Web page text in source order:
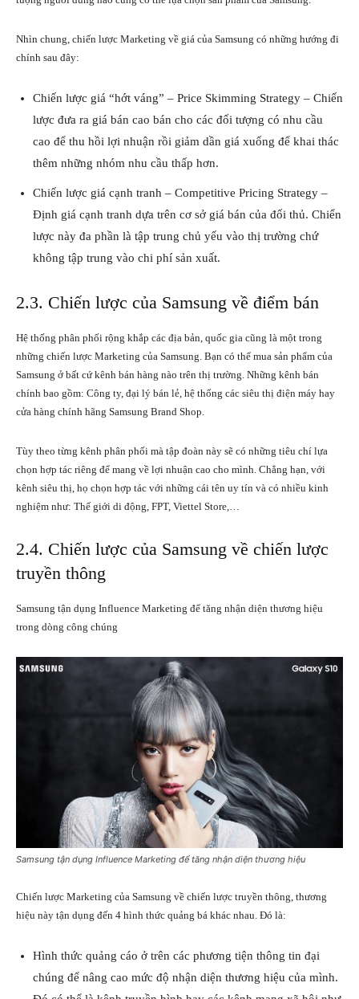
Nhìn chung, chiến lược Marketing về giá của Samsung có những hướng đi
chính sau đây:
Chiến lược giá “hớt váng” – Price Skimming Strategy – Chiến
lược đưa ra giá bán cao bán cho các đối tượng có nhu cầu
cao để thu hồi lợi nhuận rồi giảm dần giá xuống để khai thác
thêm những nhóm nhu cầu thấp hơn.
Chiến lược giá cạnh tranh – Competitive Pricing Strategy –
Định giá cạnh tranh dựa trên cơ sở giá bán của đối thủ. Chiến
lược này đa phần là tập trung chủ yếu vào thị trường chứ
không tập trung vào chi phí sản xuất.
2.3. Chiến lược của Samsung về điểm bán
Hệ thống phân phối rộng khắp các địa bản, quốc gia cũng là một trong
những chiến lược Marketing của Samsung. Bạn có thể mua sản phẩm của
Samsung ở bất cứ kênh bán hàng nào trên thị trường. Những kênh bán
chính bao gồm: Công ty, đại lý bán lẻ, hệ thống các siêu thị điện máy hay
cửa hàng chính hãng Samsung Brand Shop.
Tùy theo từng kênh phân phối mà tập đoàn này sẽ có những tiêu chí lựa
chọn hợp tác riêng để mang về lợi nhuận cao cho mình. Chẳng hạn, với
kênh siêu thị, họ chọn hợp tác với những cái tên uy tín và có nhiều kinh
nghiệm như: Thế giới di động, FPT, Viettel Store,…
2.4. Chiến lược của Samsung về chiến lược
truyền thông
Samsung tận dụng Influence Marketing để tăng nhận diện thương hiệu
trong dòng công chúng
Samsung tận dụng Influence Marketing để tăng nhận diện thương hiệu
Chiến lược Marketing của Samsung về chiến lược truyền thông, thương
hiệu này tận dụng đến 4 hình thức quảng bá khác nhau. Đó là:
Hình thức quảng cáo ở trên các phương tiện thông tin đại
chúng để nâng cao mức độ nhận diện thương hiệu của mình.